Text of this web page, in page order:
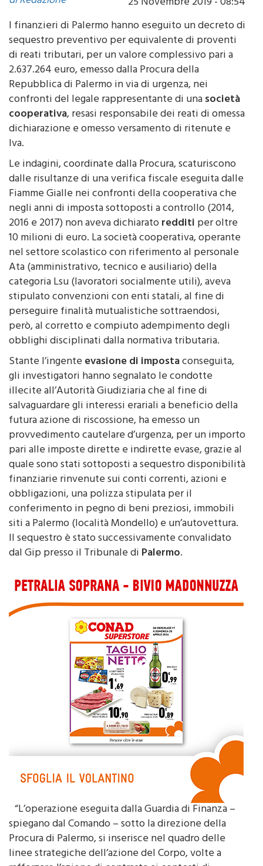
I finanzieri di Palermo hanno eseguito un decreto di
sequestro preventivo per equivalente di proventi
di reati tributari, per un valore complessivo pari a
2.637.264 euro, emesso dalla Procura della
Repubblica di Palermo in via di urgenza, nei
confronti del legale rappresentante di unasocietà
cooperativa, resasi responsabile dei reati di omessa
dichiarazione e omesso versamento di ritenute e
Iva.
Le indagini, coordinate dalla Procura, scaturiscono
dalle risultanze di una verifica fiscale eseguita dalle
Fiamme Gialle nei confronti della cooperativa che
negli anni di imposta sottoposti a controllo (2014,
2016 e 2017) non aveva dichiaratoredditiper oltre
10 milioni di euro. La società cooperativa, operante
nel settore scolastico con riferimento al personale
Ata (amministrativo, tecnico e ausiliario) della
categoria Lsu (lavoratori socialmente utili), aveva
stipulato convenzioni con enti statali, al fine di
perseguire finalità mutualistiche sottraendosi,
però, al corretto e compiuto adempimento degli
obblighi disciplinati dalla normativa tributaria.
Stante l’ingenteevasione di impostaconseguita,
gli investigatori hanno segnalato le condotte
illecite all’Autorità Giudiziaria che al fine di
salvaguardare gli interessi erariali a beneficio della
futura azione di riscossione, ha emesso un
provvedimento cautelare d’urgenza, per un importo
pari alle imposte dirette e indirette evase, grazie al
quale sono stati sottoposti a sequestro disponibilità
finanziarie rinvenute sui conti correnti, azioni e
obbligazioni, una polizza stipulata per il
conferimento in pegno di beni preziosi, immobili
siti a Palermo (località Mondello) e un’autovettura.
Il sequestro è stato successivamente convalidato
dal Gip presso il Tribunale diPalermo.
“L’operazione eseguita dalla Guardia di Finanza –
spiegano dal Comando – sotto la direzione della
Procura di Palermo, si inserisce nel quadro delle
linee strategiche dell’azione del Corpo, volte a
rafforzare l’azione di contrasto ai contesti di